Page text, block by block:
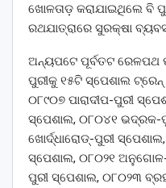
ଖୋଳତାଡ଼ କରାଯାଇଥିଲେ ବି
ରଥଯାତ୍ରାରେ ସୁରକ୍ଷା
ଅନ୍ୟପଟେ ପୂର୍ବତଟ ରେଳପଥ
ପୁରୀକୁ ୧୫ଟି ସ୍ପେଶାଲ ଟ୍ରେନ୍‌
୦୮୯୦୭ ପାରାଦୀପ-ପୁରୀ
ସ୍ପେଶାଲ, ୦୮୦୪୧ ଭଦ୍ରକ-
ଖୋର୍ଦ୍ଧାରୋଡ୍‌-ପୁରୀ
ସ୍ପେଶାଲ, ୦୮୦୨୧
ପୁରୀ ସ୍ପେଶାଲ, ୦୮୦୨୩